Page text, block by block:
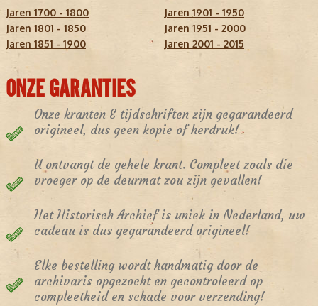
Jaren 1700 - 1800
Jaren 1801 - 1850
Jaren 1851 - 1900
Jaren 1901 - 1950
Jaren 1951 - 2000
Jaren 2001 - 2015
ONZE GARANTIES
Onze kranten & tijdschriften zijn gegarandeerd
origineel, dus geen kopie of herdruk!
U ontvangt de gehele krant. Compleet zoals die
vroeger op de deurmat zou zijn gevallen!
Het Historisch Archief is uniek in Nederland, uw
cadeau is dus gegarandeerd origineel!
Elke bestelling wordt handmatig door de
archivaris opgezocht en gecontroleerd op
compleetheid en schade voor verzending!